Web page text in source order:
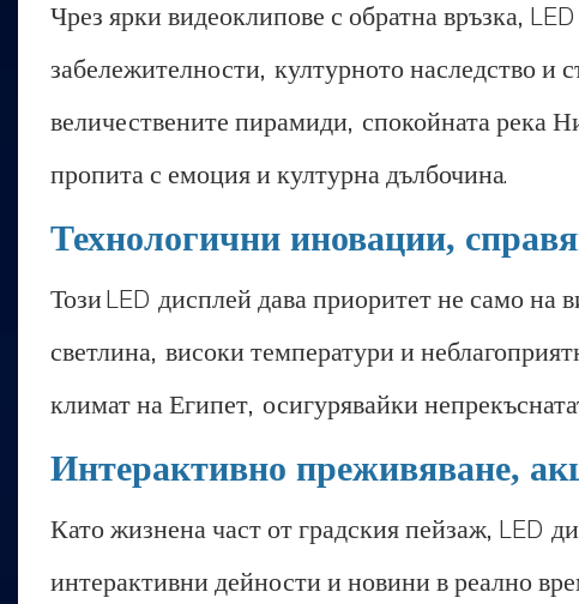
Чрез ярки видеоклипове с обратна връзка,
забележителности, културното наследство и
величествените пирамиди, спокойната река
пропита с емоция и културна дълбочина.
Технологични иновации,
Този LED дисплей дава приоритет не само на
светлина, високи температури и
климат на Египет, осигурявайки
Интерактивно преживяване,
Като жизнена част от градския пейзаж, LED
интерактивни дейности и новини в реално